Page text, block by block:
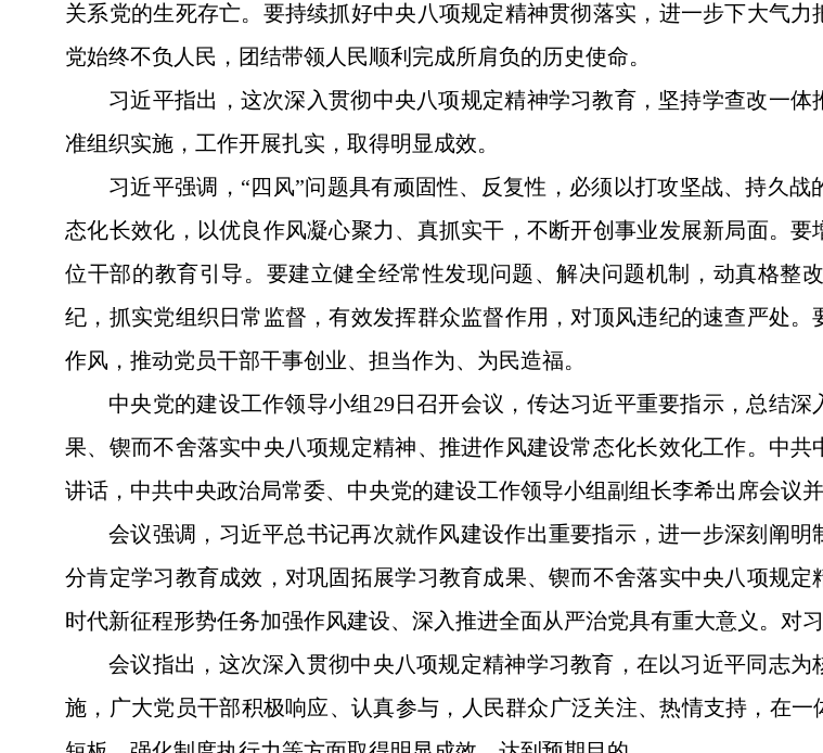
关系党的生死存亡。要持续抓好中央八项规定精神贯彻落实，进一步下大气
党始终不负人民，团结带领人民顺利完成所肩负的历史使命。
习近平指出，这次深入贯彻中央八项规定精神学习教育，坚持学查改一
准组织实施，工作开展扎实，取得明显成效。
习近平强调，“四风”问题具有顽固性、反复性，必须以打攻坚战、持久
态化长效化，以优良作风凝心聚力、真抓实干，不断开创事业发展新局面。
位干部的教育引导。要建立健全经常性发现问题、解决问题机制，动真格整
纪，抓实党组织日常监督，有效发挥群众监督作用，对顶风违纪的速查严处
作风，推动党员干部干事创业、担当作为、为民造福。
中央党的建设工作领导小组29日召开会议，传达习近平重要指示，总结
果、锲而不舍落实中央八项规定精神、推进作风建设常态化长效化工作。中
讲话，中共中央政治局常委、中央党的建设工作领导小组副组长李希出席会议并
会议强调，习近平总书记再次就作风建设作出重要指示，进一步深刻阐
分肯定学习教育成效，对巩固拓展学习教育成果、锲而不舍落实中央八项规
时代新征程形势任务加强作风建设、深入推进全面从严治党具有重大意义。对
会议指出，这次深入贯彻中央八项规定精神学习教育，在以习近平同志
施，广大党员干部积极响应、认真参与，人民群众广泛关注、热情支持，在